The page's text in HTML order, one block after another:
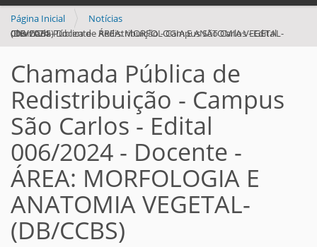
Busca
Página Inicial
Notícias
Chamada Pública de Redistribuição - Campus São Carlos - Edital 006/2024 - Docente - ÁREA: MORFOLOGIA E ANATOMIA VEGETAL- (DB/CCBS)
Chamada Pública de
Redistribuição - Campus
São Carlos - Edital
006/2024 - Docente -
ÁREA: MORFOLOGIA E
ANATOMIA VEGETAL-
(DB/CCBS)